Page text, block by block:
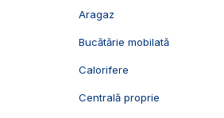
Aragaz
Bucătărie mobilată
Calorifere
Centrală proprie